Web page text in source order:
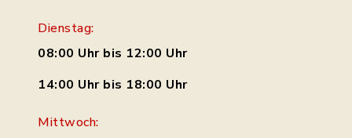
Dienstag:
08:00 Uhr bis 12:00 Uhr
14:00 Uhr bis 18:00 Uhr
Mittwoch: